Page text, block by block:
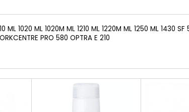
ML 1020M ML 1210 ML 1220M ML 1250 ML 1430 SF
PRO 580 OPTRA E 210